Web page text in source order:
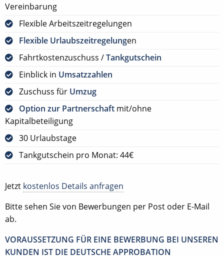
Vereinbarung
Flexible Arbeitszeitregelungen
Flexible Urlaubszeitregelungen
Fahrtkostenzuschuss /Tankgutschein
Einblick in Umsatzzahlen
Zuschuss für Umzug
Option zur Partnerschaft mit/ohne
Kapitalbeteiligung
30 Urlaubstage
Tankgutschein pro Monat: 44€
Jetzt kostenlos Details anfragen
Bitte sehen Sie von Bewerbungen per Post oder E-Mail
ab.
VORAUSSETZUNG FÜR EINE BEWERBUNG BEI UNSEREN
KUNDEN IST DIE DEUTSCHE APPROBATION